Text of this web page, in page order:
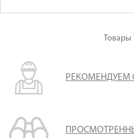
Товары
РЕКОМЕНДУЕМ